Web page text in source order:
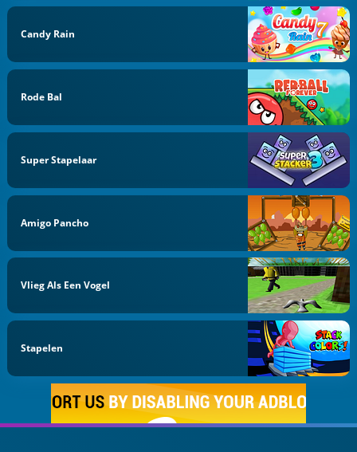
Candy Rain
Rode Bal
Super Stapelaar
Amigo Pancho
Vlieg Als Een Vogel
Stapelen